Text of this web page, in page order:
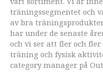
träningssegmentet och
av bra
har under de senaste
och vi ser att fler och
träning och fysisk
category manager på